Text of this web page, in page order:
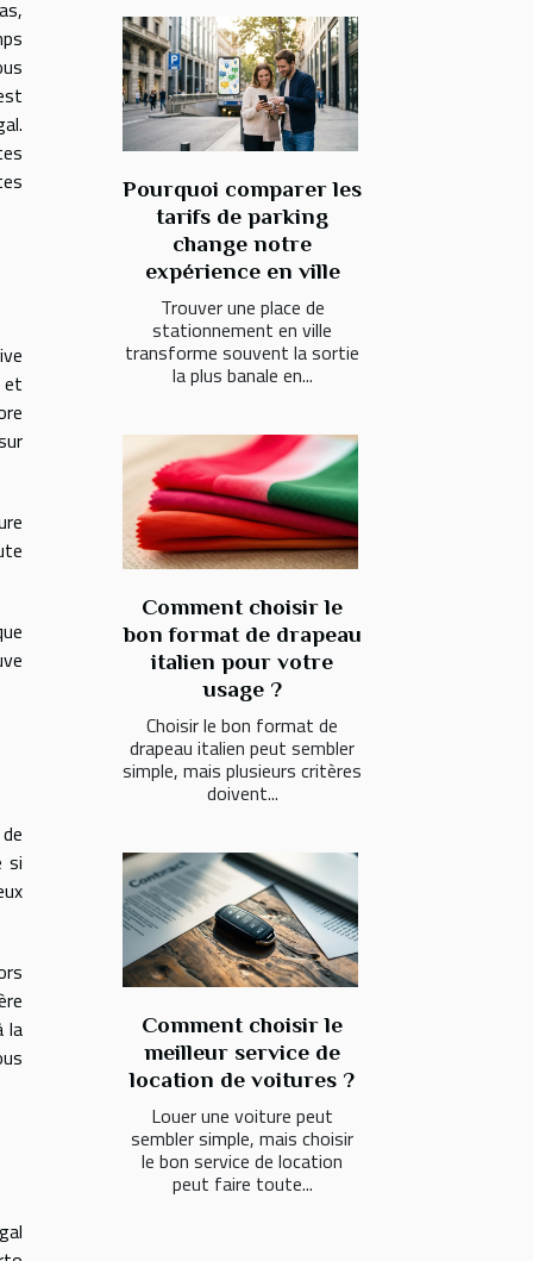
et
si
la
Pourquoi comparer les
tarifs de parking
change notre
expérience en ville
Trouver une place de
stationnement en ville
transforme souvent la sortie
la plus banale en...
Comment choisir le
bon format de drapeau
italien pour votre
usage ?
Choisir le bon format de
drapeau italien peut sembler
simple, mais plusieurs critères
doivent...
Comment choisir le
meilleur service de
location de voitures ?
Louer une voiture peut
sembler simple, mais choisir
le bon service de location
peut faire toute...